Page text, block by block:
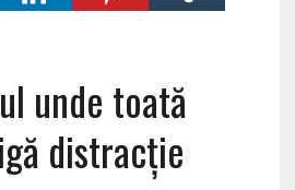
unde toată
distracție